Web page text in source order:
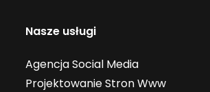
Nasze usługi
Agencja Social Media
Projektowanie Stron Www